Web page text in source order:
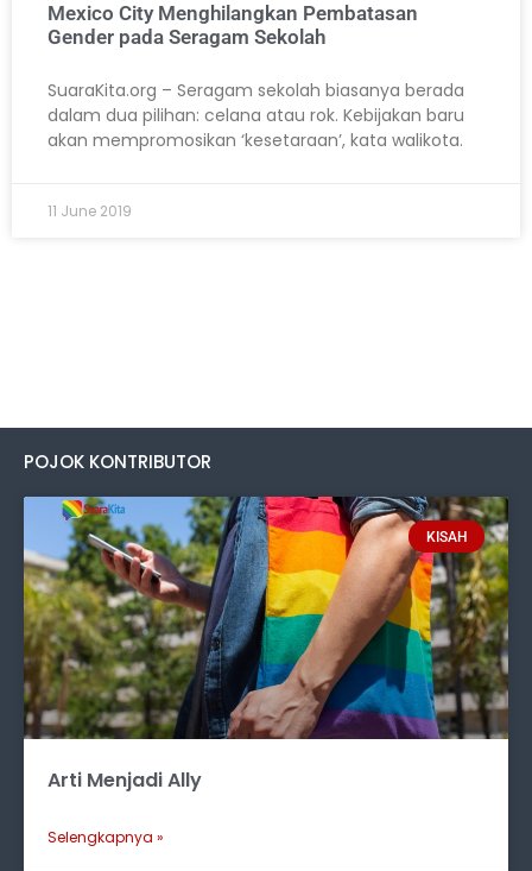
Mexico City Menghilangkan Pembatasan
Gender pada Seragam Sekolah
SuaraKita.org – Seragam sekolah biasanya berada
dalam dua pilihan: celana atau rok. Kebijakan baru
akan mempromosikan ‘kesetaraan’, kata walikota.
11 June 2019
POJOK KONTRIBUTOR
KISAH
Arti Menjadi Ally
Selengkapnya »